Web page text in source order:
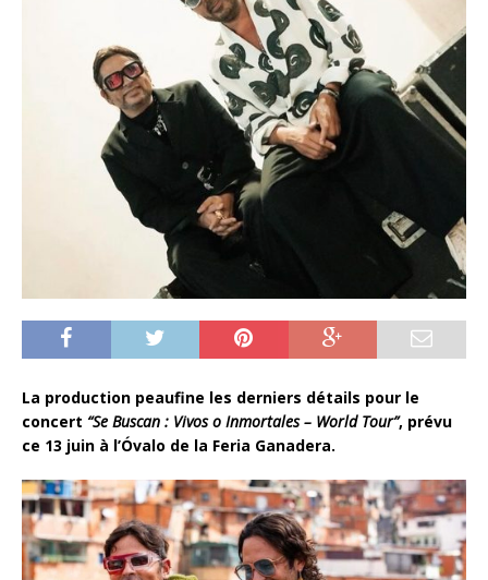
La production peaufine les derniers détails pour le
concert “Se Buscan : Vivos o Inmortales – World Tour”, prévu
ce 13 juin à l’Óvalo de la Feria Ganadera.